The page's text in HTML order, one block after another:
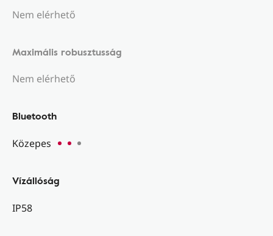
Nem elérhető
Maximális robusztusság
Nem elérhető
Bluetooth
Közepes
Vízállóság
IP58